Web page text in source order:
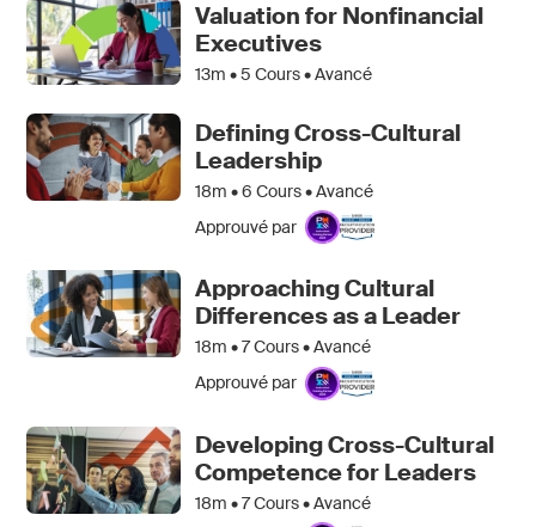
Valuation for Nonfinancial
Executives
13m •5 Cours • Avancé
Defining Cross-Cultural
Leadership
18m •6 Cours • Avancé
Approuvé par
Approaching Cultural
Differences as a Leader
18m •7Cours • Avancé
Approuvé par
Developing Cross-Cultural
Competence for Leaders
18m •7Cours • Avancé